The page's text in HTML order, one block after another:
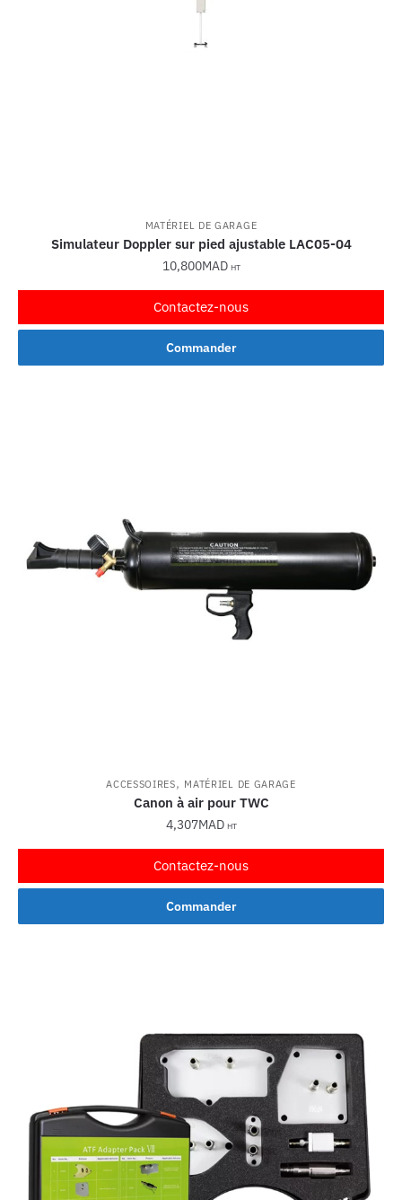
MATÉRIEL DE GARAGE
Simulateur Doppler sur pied ajustable LAC05-04
10,800MAD HT
Commander
Contactez-nous
ACCESSOIRES, MATÉRIEL DE GARAGE
Canon à air pour TWC
4,307MAD HT
Commander
Contactez-nous